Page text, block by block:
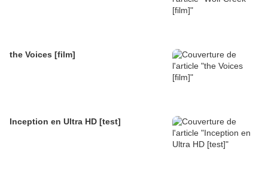
the Voices [film]
Inception en Ultra HD [test]